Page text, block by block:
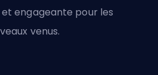
engageante pour les
venus.